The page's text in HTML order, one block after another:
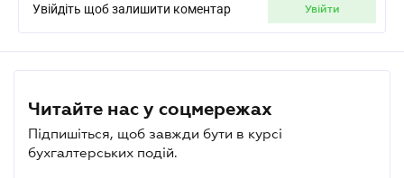
Увійдіть щоб залишити коментар увійти
Читайте нас у соцмережах
Підпишіться, щоб завжди бути в курсі
бухгалтерських подій.